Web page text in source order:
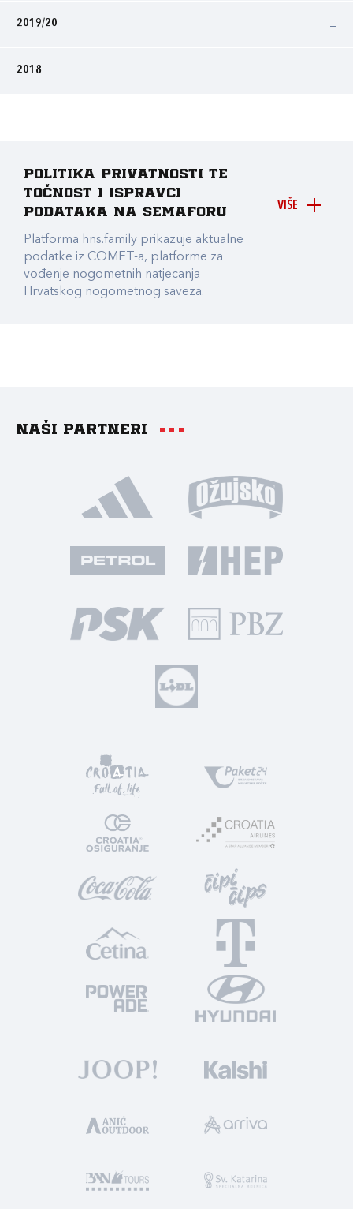
2019/20
2018
VIŠE
Politika privatnosti te
točnost i ispravci
podataka na Semaforu
Platforma hns.family prikazuje aktualne
podatke iz COMET-a, platforme za
vođenje nogometnih natjecanja
Hrvatskog nogometnog saveza.
Naši partneri